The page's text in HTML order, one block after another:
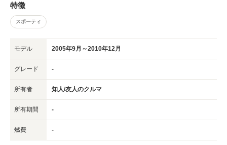
特徴
スポーティ
モデル 2005年9月～2010年12月
グレード -
所有者 知人/友人のクルマ
所有期間 -
燃費 -